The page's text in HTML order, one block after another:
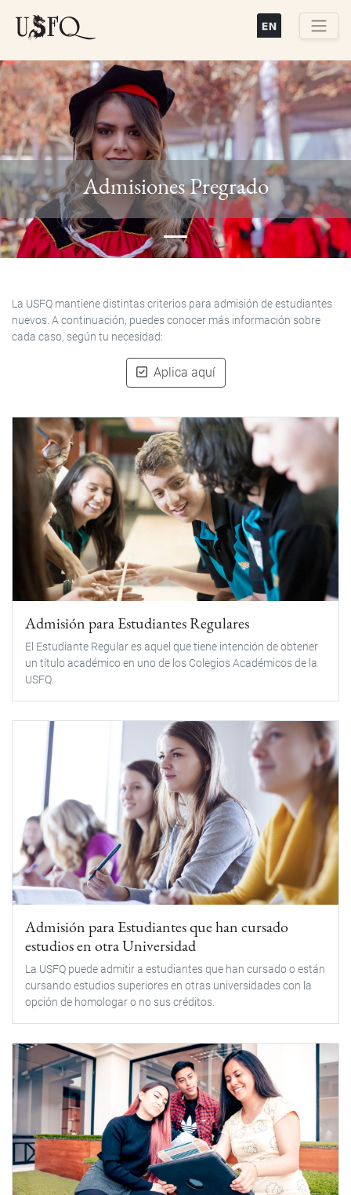
principal
Previous
Admisiones Pregrado
La USFQ mantiene distintas criterios para admisión de estudiantes
nuevos. A continuación, puedes conocer más información sobre
cada caso, según tu necesidad:
Aplica aquí
Admisión para Estudiantes Regulares
El Estudiante Regular es aquel que tiene intención de obtener
un título académico en uno de los Colegios Académicos de la
USFQ.
Admisión para Estudiantes que han cursado
estudios en otra Universidad
La USFQ puede admitir a estudiantes que han cursado o están
cursando estudios superiores en otras universidades con la
opción de homologar o no sus créditos.